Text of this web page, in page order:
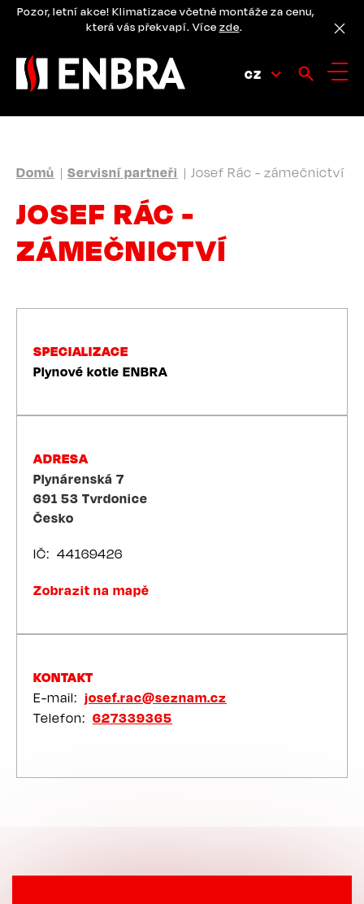
PřejítPozor, letní akce! Klimatizace včetně montáže za cenu,
která vás překvapí. Více zde.
CZ
DROBEČKOVÁ
NAVIGACE
Domů Servisní partneři Josef Rác - zámečnictví
JOSEF RÁC -
ZÁMEČNICTVÍ
SPECIALIZACE
Plynové kotle ENBRA
ADRESA
Plynárenská 7
691 53 Tvrdonice
Česko
IČ 44169426
Zobrazit na mapě
KONTAKT
E-mail
josef.rac@seznam.cz
Telefon
627339365